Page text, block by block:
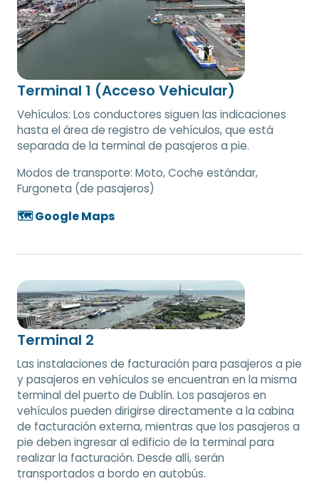
Terminal 1 (Acceso Vehicular)
Vehículos: Los conductores siguen las indicaciones
hasta el área de registro de vehículos, que está
separada de la terminal de pasajeros a pie.
Modos de transporte: Moto, Coche estándar,
Furgoneta (de pasajeros)
🗺️ Google Maps
Terminal 2
Las instalaciones de facturación para pasajeros a pie
y pasajeros en vehículos se encuentran en la misma
terminal del puerto de Dublín. Los pasajeros en
vehículos pueden dirigirse directamente a la cabina
de facturación externa, mientras que los pasajeros a
pie deben ingresar al edificio de la terminal para
realizar la facturación. Desde allí, serán
transportados a bordo en autobús.